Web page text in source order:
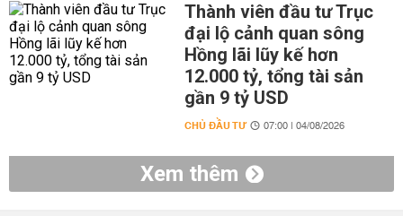
Thành viên đầu tư Trục
đại lộ cảnh quan sông
Hồng lãi lũy kế hơn
12.000 tỷ, tổng tài sản
gần 9 tỷ USD
CHỦ ĐẦU TƯ 07:00 | 04/08/2026
Xem thêm